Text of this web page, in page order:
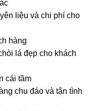
liệu và chi phí cho
hàng
lá đẹp cho khách
cái tầm
chu đáo và tận tình